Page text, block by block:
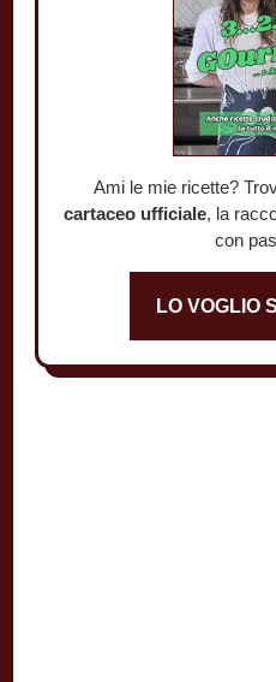
Ami le mie ricette?
cartaceo ufficiale, la
con
LO VOGLIO